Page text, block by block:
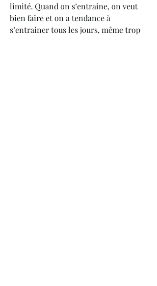
limité. Quand on s’entraine, on veut
bien faire et on a tendance à
s’entrainer tous les jours, même trop